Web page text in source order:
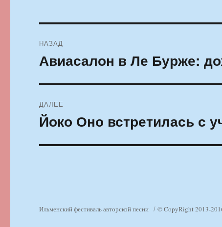
по
НАЗАД
Предыдущая
Авиасалон в Ле Бурже:
ДАЛЕЕ
Следующая
Йоко Оно встретилась с
Ильменский фестиваль авторской песни © CopyRight 2013-